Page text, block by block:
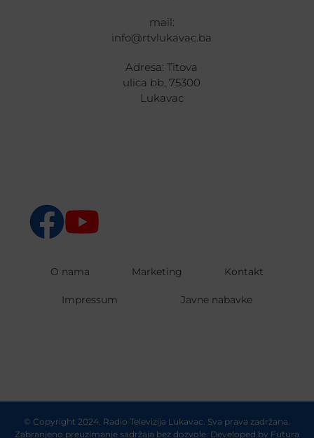
mail:
info@rtvlukavac.ba
Adresa: Titova
ulica bb, 75300
Lukavac
O nama Marketing Kontakt
Impressum Javne nabavke
© Copyright 2024. Radio Televizija Lukavac. Sva prava zadržana.
Zabranjeno preuzimanje sadržaja bez dozvole. Developed by Futura